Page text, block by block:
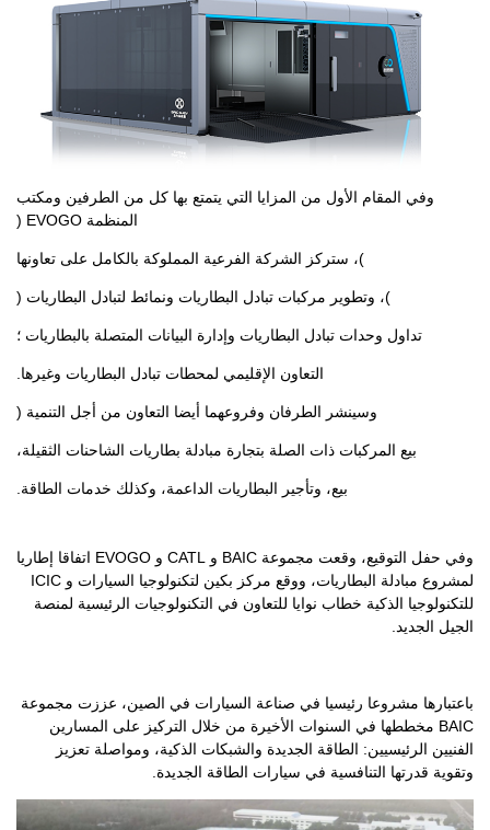
وفي المقام الأول من المزايا التي يتمتع بها كل من الطرفين ومكتب
المنظمة EVOGO (
)، ستركز الشركة الفرعية المملوكة بالكامل على تعاونها
)، وتطوير مركبات تبادل البطاريات ونمائط لتبادل البطاريات (
تداول وحدات تبادل البطاريات وإدارة البيانات المتصلة بالبطاريات ؛
التعاون الإقليمي لمحطات تبادل البطاريات وغيرها.
وسينشر الطرفان وفروعهما أيضا التعاون من أجل التنمية (
بيع المركبات ذات الصلة بتجارة مبادلة بطاريات الشاحنات الثقيلة،
بيع، وتأجير البطاريات الداعمة، وكذلك خدمات الطاقة.
وفي حفل التوقيع، وقعت مجموعة BAIC و CATL و EVOGO اتفاقا إطاريا
لمشروع مبادلة البطاريات، ووقع مركز بكين لتكنولوجيا السيارات و ICIC
للتكنولوجيا الذكية خطاب نوايا للتعاون في التكنولوجيات الرئيسية لمنصة
الجيل الجديد.
باعتبارها مشروعا رئيسيا في صناعة السيارات في الصين، عززت مجموعة
BAIC مخططها في السنوات الأخيرة من خلال التركيز على المسارين
الفنيين الرئيسيين: الطاقة الجديدة والشبكات الذكية، ومواصلة تعزيز
وتقوية قدرتها التنافسية في سيارات الطاقة الجديدة.